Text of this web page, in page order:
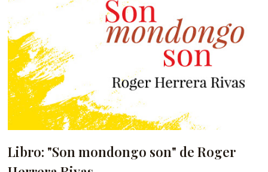
Libro: "Son mondongo son" de Roger